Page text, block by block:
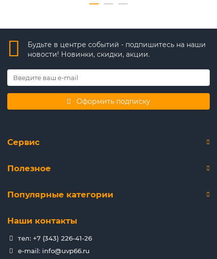
Будьте в центре событий - подпишитесь на наши
новости! Новинки, скидки, акции.
Оформить подписку
Сервис
Полезное
Популярные категории
Наши контакты
тел: +7 (343) 226-41-26
e-mail: info@uvp66.ru